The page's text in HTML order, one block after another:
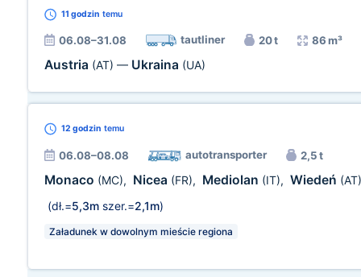
11 godzin temu
06.08–31.08 tautliner 20 t 86 m³
Austria (AT) — Ukraina (UA)
12 godzin temu
06.08–08.08 autotransporter 2,5 t
Monaco (MC), Nicea (FR), Mediolan (IT), Wiedeń (AT)
(dł.=5,3m szer.=2,1m)
Załadunek w dowolnym mieście regiona